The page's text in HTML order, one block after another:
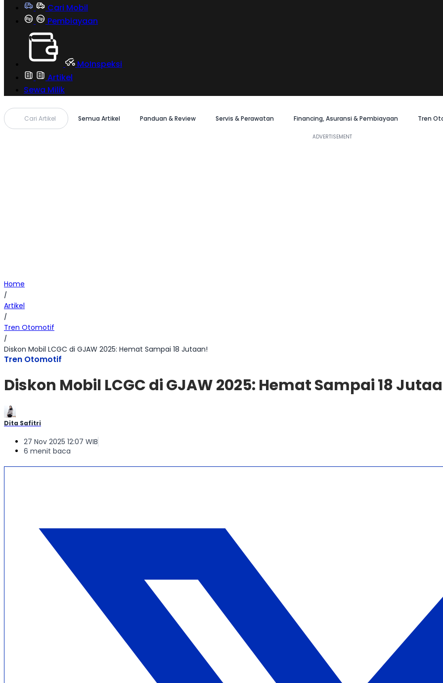
Cari Mobil
Pembiayaan
MoInspeksi
Artikel
Sewa Milik
Cari Artikel Semua Artikel Panduan & Review Servis & Perawatan Financing, Asuransi & Pembiayaan Tren
Home
/
Artikel
/
Tren Otomotif
/
Diskon Mobil LCGC di GJAW 2025: Hemat Sampai 18 Jutaan!
Tren Otomotif
Diskon Mobil LCGC di GJAW 2025: Hemat Sampai 18
Dita Safitri
27 Nov 2025 12:07 WIB
6 menit baca